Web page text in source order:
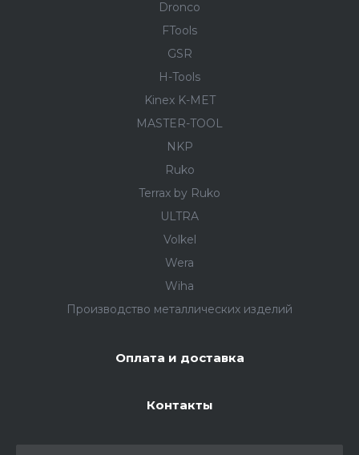
Dronco
FTools
GSR
H-Tools
Kinex K-MET
MASTER-TOOL
NKP
Ruko
Terrax by Ruko
ULTRA
Volkel
Wera
Wiha
Производство металлических изделий
Оплата и доставка
Контакты